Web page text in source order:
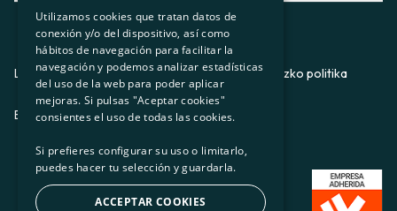
Contacto
Albisteak
Bazkideen txokoa
Prentsa
Gurekin lan egin
Lege-oharraPribatutasun-politikaCookieei buruzko politika
ES CAGLEU
CATALAN
SPANISH
GL
BASQUE
Utilizamos cookies que tratan datos de
conexión y/o del dispositivo, así como
hábitos de navegación para facilitar la
navegación y podemos analizar estadísticas
del uso de la web para poder aplicar
mejoras. Si pulsas "Aceptar cookies"
consientes el uso de todas las cookies.
Si prefieres configurar su uso o limitarlo,
puedes hacer tu selección y guardarla.
ACCEPTAR COOKIES